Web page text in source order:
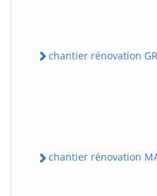
chantier rénovation
chantier rénovation